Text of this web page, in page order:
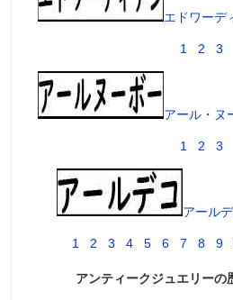
エドワーデ
1 2 3
アール・ヌ
1 2 3
アール
1 2 3 4 5 6 7 8 9
アンティークジュエリー